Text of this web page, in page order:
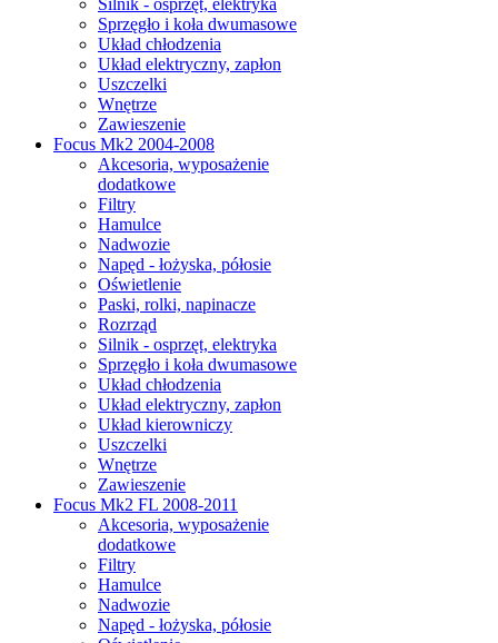
Silnik - osprzęt, elektryka
Sprzęgło i koła dwumasowe
Układ chłodzenia
Układ elektryczny, zapłon
Uszczelki
Wnętrze
Zawieszenie
Focus Mk2 2004-2008
Akcesoria, wyposażenie
dodatkowe
Filtry
Hamulce
Nadwozie
Napęd - łożyska, półosie
Oświetlenie
Paski, rolki, napinacze
Rozrząd
Silnik - osprzęt, elektryka
Sprzęgło i koła dwumasowe
Układ chłodzenia
Układ elektryczny, zapłon
Układ kierowniczy
Uszczelki
Wnętrze
Zawieszenie
Focus Mk2 FL 2008-2011
Akcesoria, wyposażenie
dodatkowe
Filtry
Hamulce
Nadwozie
Napęd - łożyska, półosie